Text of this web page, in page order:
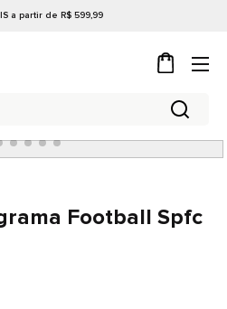
a partir de R$ 599,99
Football Spfc